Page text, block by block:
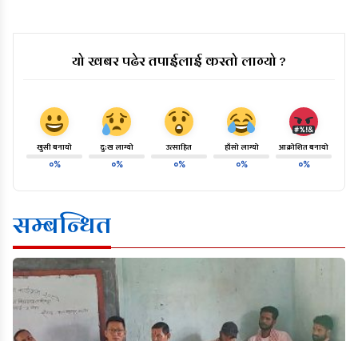
यो खबर पढेर तपाईलाई कस्तो लाग्यो ?
खुसी बनायो
०%
दु:ख लाग्यो
०%
उत्साहित
०%
हाँसो लाग्यो
०%
आक्रोशित बनायो
०%
सम्बन्धित